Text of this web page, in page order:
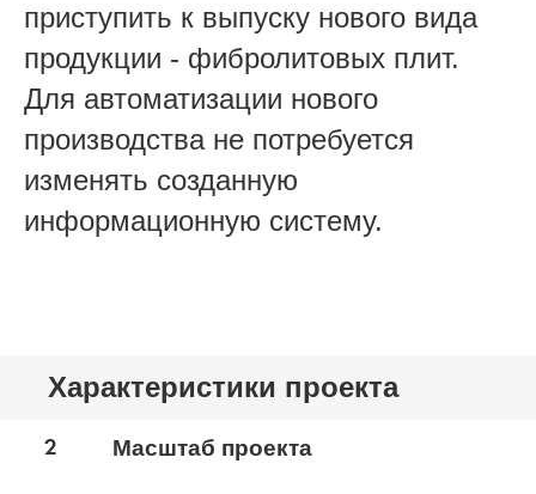
приступить к выпуску нового вида
продукции - фибролитовых плит.
Для автоматизации нового
производства не потребуется
изменять созданную
информационную систему.
Характеристики проекта
2 Масштаб проекта